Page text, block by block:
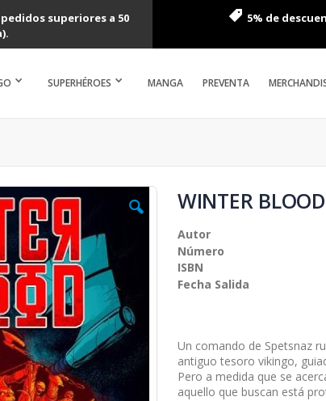
superiores a 50
5% de
SUPERHÉROES MANGA PREVENTA
WINTER
Autor
Número
ISBN
Fecha Salida
Un comando de Spetsnaz
antiguo tesoro vikingo,
Pero a medida que se
aquello que buscan está